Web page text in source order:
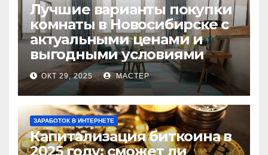
Лучшие варианты покупки
комнаты в Новосибирске с
актуальными ценами и
выгодными условиями
ОКТ 29, 2025 МАСТЕР
ЗАРАБОТОК В ИНТЕРНЕТЕ
Капитализация биткоина в
2025 году: сможет ли